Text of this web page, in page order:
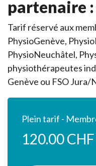
partenaire :
Tarif réservé aux
PhysioGenève,
PhysioNeuchâtel,
physiothérapeutes
Genève ou FSO Jura/
Plein tarif -
120.00 CHF